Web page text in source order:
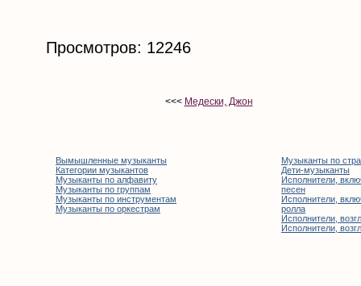
Просмотров: 12246
<<< Медески, Джон
Вымышленные музыканты
Категории музыкантов
Музыканты по алфавиту
Музыканты по группам
Музыканты по инструментам
Музыканты по оркестрам
Музыканты по
Дети-музыканты
Исполнители,
песен
Исполнители,
ролла
Исполнители,
Исполнители,